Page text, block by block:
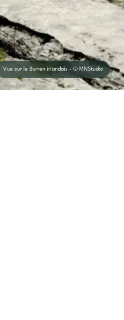
Vue sur le Burren irlandais - © MNStudio